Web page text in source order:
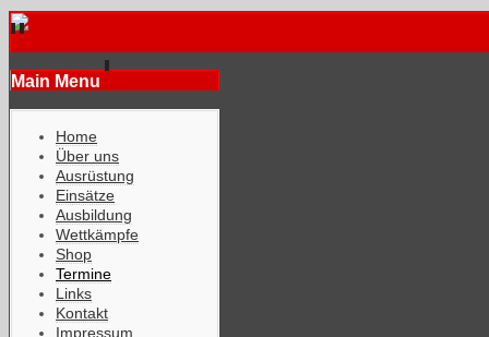
Main Menu
Home
Über uns
Ausrüstung
Einsätze
Ausbildung
Wettkämpfe
Shop
Termine
Links
Kontakt
Impressum